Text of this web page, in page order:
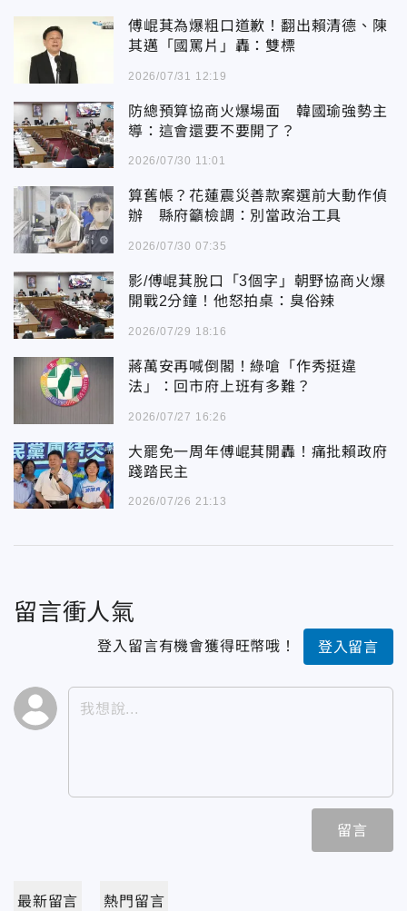
傅崐萁為爆粗口道歉！翻出賴清德、陳
其邁「國罵片」轟：雙標
2026/07/31 12:19
防總預算協商火爆場面 韓國瑜強勢主
導：這會還要不要開了？
2026/07/30 11:01
算舊帳？花蓮震災善款案選前大動作偵
辦 縣府籲檢調：別當政治工具
2026/07/30 07:35
影/傅崐萁脫口「3個字」朝野協商火爆
開戰2分鐘！他怒拍桌：臭俗辣
2026/07/29 18:16
蔣萬安再喊倒閣！綠嗆「作秀挺違
法」：回市府上班有多難？
2026/07/27 16:26
大罷免一周年傅崐萁開轟！痛批賴政府
踐踏民主
2026/07/26 21:13
留言衝人氣
登入留言有機會獲得旺幣哦！ 登入留言
留言
最新留言 熱門留言